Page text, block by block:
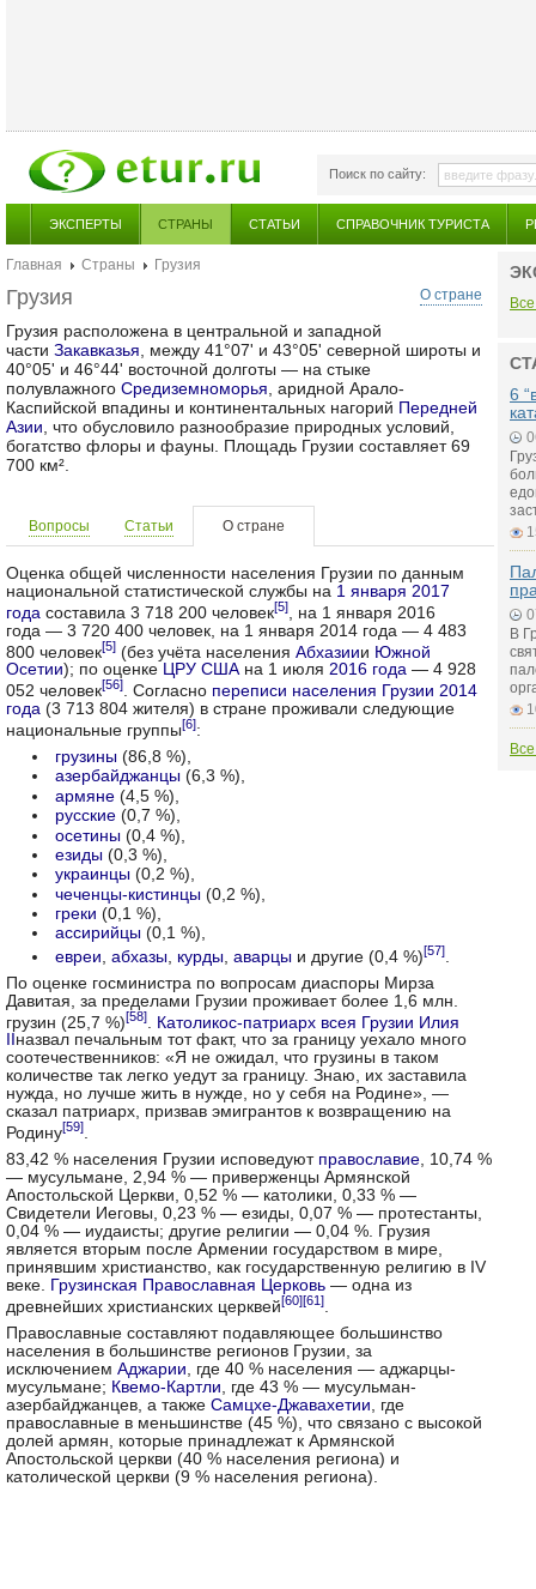
Поиск по сайту:
ЭКСПЕРТЫ СТРАНЫ СТАТЬИ СПРАВОЧНИК ТУРИСТА
Главная Страны
Грузия
О стране
Грузия
Грузия расположена в центральной и западной
части Закавказья , между 41°07' и 43°05' северной широты и
40°05' и 46°44' восточной долготы — на стыке
полувлажного Средиземноморья , аридной Арало-
Каспийской впадины и континентальных нагорий Передней
Азии , что обусловило разнообразие природных условий,
богатство флоры и фауны. Площадь Грузии составляет 69
700 км².
Вопросы Статьи О стране
Оценка общей численности населения Грузии по данным
национальной статистической службы на 1 января 2017
года составила 3 718 200 человек[5]
, на 1 января 2016
года — 3 720 400 человек, на 1 января 2014 года — 4 483
800 человек[5] (без учёта населения Абхазиии Южной
Осетии); по оценке ЦРУ СШАна 1 июля 2016 года — 4 928
052 человек[56]. Согласно переписи населения Грузии 2014
года (3 713 804 жителя) в стране проживали следующие
национальные группы[6]:
грузины (86,8 %),
азербайджанцы (6,3 %),
армяне (4,5 %),
русские (0,7 %),
осетины (0,4 %),
езиды (0,3 %),
украинцы (0,2 %),
чеченцы-кистинцы (0,2 %),
греки (0,1 %),
ассирийцы (0,1 %),
евреи ,абхазы курды ,аварцы и другие (0,4 %)[57]
По оценке госминистра по вопросам диаспоры Мирза
Давитая, за пределами Грузии проживает более 1,6 млн.
грузин (25,7 %)[58]
Католикос-патриарх всея Грузии Илия
IIназвал печальным тот факт, что за границу уехало много
соотечественников: «Я не ожидал, что грузины в таком
количестве так легко уедут за границу. Знаю, их заставила
нужда, но лучше жить в нужде, но у себя на Родине», —
сказал патриарх, призвав эмигрантов к возвращению на
Родину[59]
83,42 % населения Грузии исповедуют православие , 10,74 %
— мусульмане, 2,94 % — приверженцы Армянской
Апостольской Церкви, 0,52 % — католики, 0,33 % —
Свидетели Иеговы, 0,23 % — езиды, 0,07 % — протестанты,
0,04 % — иудаисты; другие религии — 0,04 %. Грузия
является вторым после Армении государством в мире,
принявшим христианство, как государственную религию в IV
веке. Грузинская Православная Церковь — одна из
древнейших христианских церквей[60][61]
Православные составляют подавляющее большинство
населения в большинстве регионов Грузии, за
исключением Аджарии , где 40 % населения — аджарцы-
мусульмане; Квемо-Картли , где 43 % — мусульман-
азербайджанцев, а также Самцхе-Джавахетии , где
православные в меньшинстве (45 %), что связано с высокой
долей армян, которые принадлежат к Армянской
Апостольской церкви (40 % населения региона) и
католической церкви (9 % населения региона).
6
В